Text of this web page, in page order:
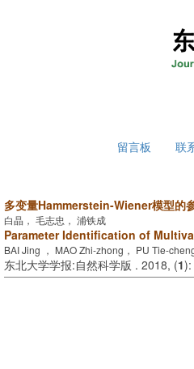
留言板 联
多变量Hammerstein-Wiener模型的
白晶， 毛志忠， 浦铁成
Parameter Identification of
BAI Jing ， MAO Zhi-zhong， PU Tie-
东北大学学报:自然科学版 . 2018, (1